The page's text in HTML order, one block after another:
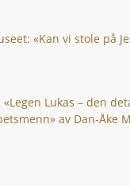
«Kan vi stole på
Lukas – den
av Dan-Åke